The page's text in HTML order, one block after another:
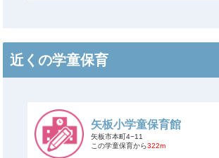
近くの学童保育
矢板小学童保育館
矢板市本町4−11
この学童保育から322m